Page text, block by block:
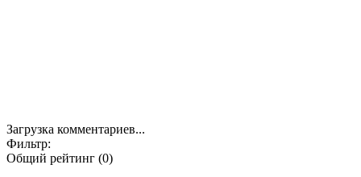
Загрузка комментариев...
Фильтр:
Общий рейтинг (0)